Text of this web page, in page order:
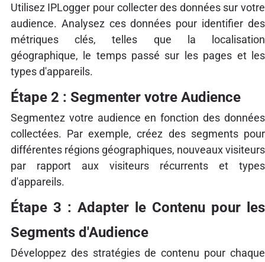
Utilisez IPLogger pour collecter des données sur votre
audience. Analysez ces données pour identifier des
métriques clés, telles que la localisation
géographique, le temps passé sur les pages et les
types d'appareils.
Étape 2 : Segmenter votre Audience
Segmentez votre audience en fonction des données
collectées. Par exemple, créez des segments pour
différentes régions géographiques, nouveaux visiteurs
par rapport aux visiteurs récurrents et types
d'appareils.
Étape 3 : Adapter le Contenu pour les
Segments d'Audience
Développez des stratégies de contenu pour chaque